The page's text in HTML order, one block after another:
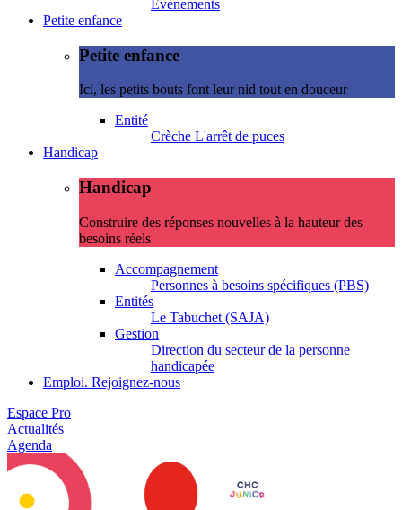
Evénements
Petite enfance
Petite enfance
Ici, les petits bouts font leur nid tout en douceur
Entité
Crèche L'arrêt de puces
Handicap
Handicap
Construire des réponses nouvelles à la hauteur des
besoins réels
Accompagnement
Personnes à besoins spécifiques (PBS)
Entités
Le Tabuchet (SAJA)
Gestion
Direction du secteur de la personne
handicapée
Emploi. Rejoignez-nous
Espace Pro
Actualités
Agenda